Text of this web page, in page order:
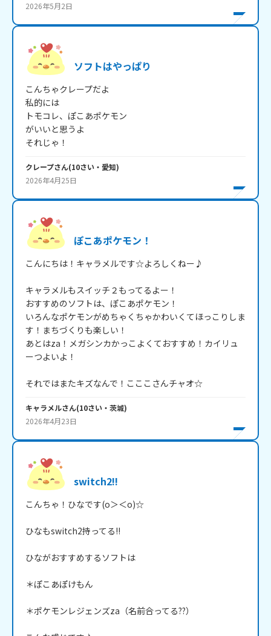
2026年5月2日
ソフトはやっぱり
こんちゃクレープだよ
私的には
トモコレ、ぽこあポケモン
がいいと思うよ
それじゃ！
クレープさん(10さい・ 愛知)
2026年4月25日
ぽこあポケモン！
こんにちは！キャラメルです☆よろしくねー♪
キャラメルもスイッチ２もってるよー！
おすすめのソフトは、ぽこあポケモン！
いろんなポケモンがめちゃくちゃかわいくてほっこりしま
す！まちづくりも楽しい！
あとはza！メガシンカかっこよくておすすめ！カイリュ
ーつよいよ！
それではまたキズなんで！こここさんチャオ☆
キャラメルさん(10さい・ 茨城)
2026年4月23日
switch2!!
こんちゃ！ひなです(o＞＜o)☆
ひなもswitch2持ってる!!
ひながおすすめするソフトは
＊ぽこあぽけもん
＊ポケモンレジェンズza（名前合ってる??）